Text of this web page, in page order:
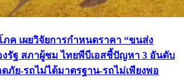
ค เผยวิจัยการกำหนดราคา “ขนส่ง
รัฐ สภาผู้ชม ไทยพีบีเอสชี้ปัญหา 3 อันดับ
ภัย-รถไม่ได้มาตรฐาน-รถไม่เพียงพอ